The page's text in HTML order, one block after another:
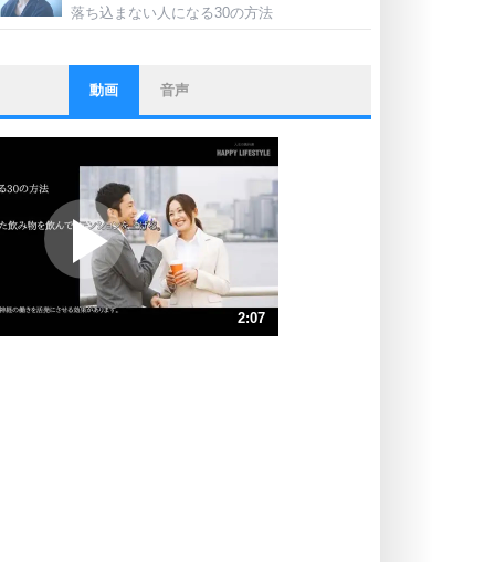
落ち込まない人になる30の方法
ストレス対策
他人と比べない。
いっそのこと、他人を見ない。
いらいらしない人になる30の方法
プラス思考
ポジティブになれない原因は、行動
しないから。
ポジティブ思考になる30の方法
ストレス対策
動画 音声
2:07